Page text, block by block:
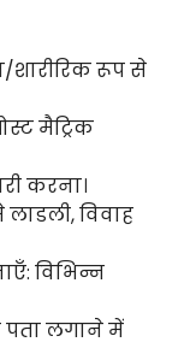
शारीरिक रूप से
मैट्रिक
करना।
विवाह
विभिन्न
पता लगाने में